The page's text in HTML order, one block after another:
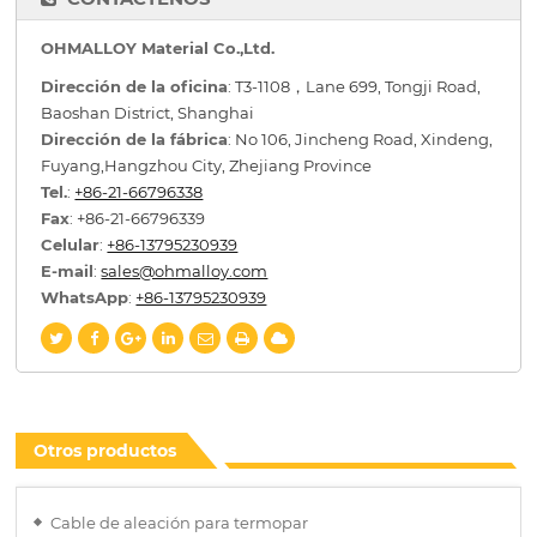
OHMALLOY Material Co.,Ltd.
Dirección de la oficina: T3-1108，Lane 699, Tongji Road,
Baoshan District, Shanghai
Dirección de la fábrica: No 106, Jincheng Road, Xindeng,
Fuyang,Hangzhou City, Zhejiang Province
Tel.: +86-21-66796338
Fax: +86-21-66796339
Celular: +86-13795230939
E-mail:sales@ohmalloy.com
WhatsApp: +86-13795230939
Otros productos
Cable de aleación para termopar